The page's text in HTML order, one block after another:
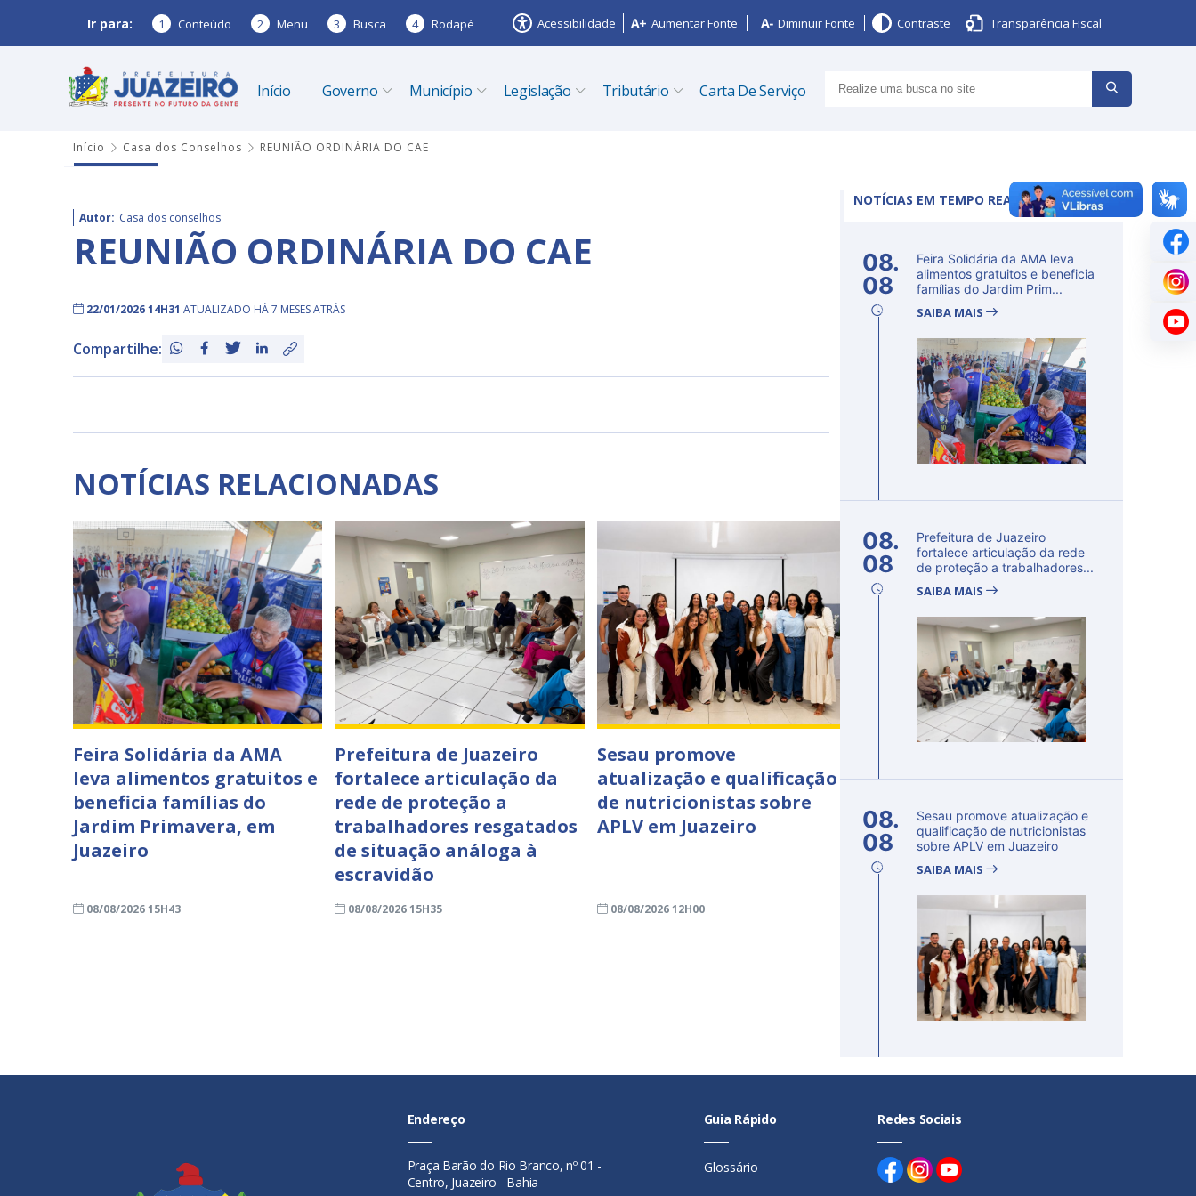
Ir para: 1 Conteúdo 2 Menu 3 Busca 4 Rodapé Acessibilidade Aumentar Fonte Diminuir Fonte Contraste Transparência Fiscal
Início Governo Município Legislação Tributário Carta De Serviço
Início Casa dos Conselhos REUNIÃO ORDINÁRIA DO CAE
Autor: Casa dos conselhos
REUNIÃO ORDINÁRIA DO CAE
22/01/2026 14H31 ATUALIZADO HÁ 7 MESES ATRÁS
Compartilhe:
NOTÍCIAS RELACIONADAS
Feira Solidária da AMA
leva alimentos gratuitos e
beneficia famílias do
Jardim Primavera, em
Juazeiro
08/08/2026 15H43
Prefeitura de Juazeiro
fortalece articulação da
rede de proteção a
trabalhadores resgatados
de situação análoga à
escravidão
08/08/2026 15H35
Sesau promove
atualização e qualificação
de nutricionistas sobre
APLV em Juazeiro
08/08/2026 12H00
NOTÍCIAS EM TEMPO REAL
08.
08
Feira Solidária da AMA leva
alimentos gratuitos e beneficia
famílias do Jardim Prim...
SAIBA MAIS
08.
08
Prefeitura de Juazeiro
fortalece articulação da rede
de proteção a trabalhadores...
SAIBA MAIS
08.
08
Sesau promove atualização e
qualificação de nutricionistas
sobre APLV em Juazeiro
SAIBA MAIS
Endereço
Praça Barão do Rio Branco, nº 01 -
Centro, Juazeiro - Bahia
Guia Rápido
Glossário
Redes Sociais